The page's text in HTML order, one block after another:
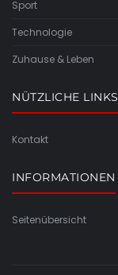
Sport
Technologie
Zuhause & Leben
NÜTZLICHE LINKS
Kontakt
INFORMATIONEN
Seitenübersicht